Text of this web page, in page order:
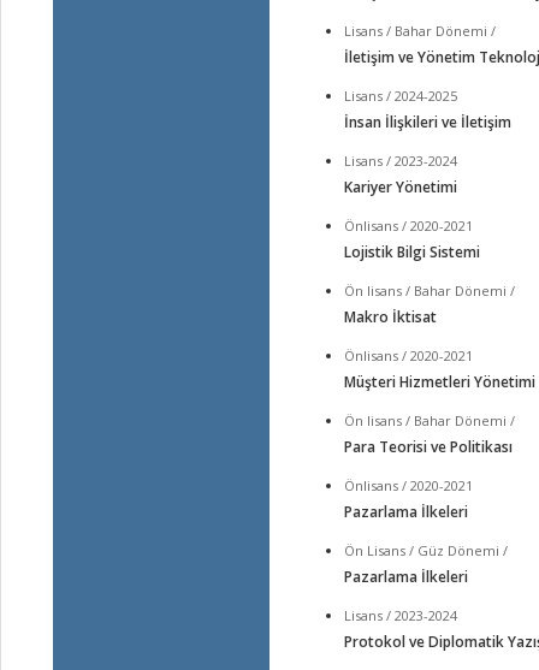
Lisans / Bahar Dönemi /
İletişim ve Yönetim
Lisans / 2024-2025
İnsan İlişkileri ve İletişim
Lisans / 2023-2024
Kariyer Yönetimi
Önlisans / 2020-2021
Lojistik Bilgi Sistemi
Ön lisans / Bahar Dönemi /
Makro İktisat
Önlisans / 2020-2021
Müşteri Hizmetleri Yönetimi
Ön lisans / Bahar Dönemi /
Para Teorisi ve Politikası
Önlisans / 2020-2021
Pazarlama İlkeleri
Ön Lisans / Güz Dönemi /
Pazarlama İlkeleri
Lisans / 2023-2024
Protokol ve Diplomatik